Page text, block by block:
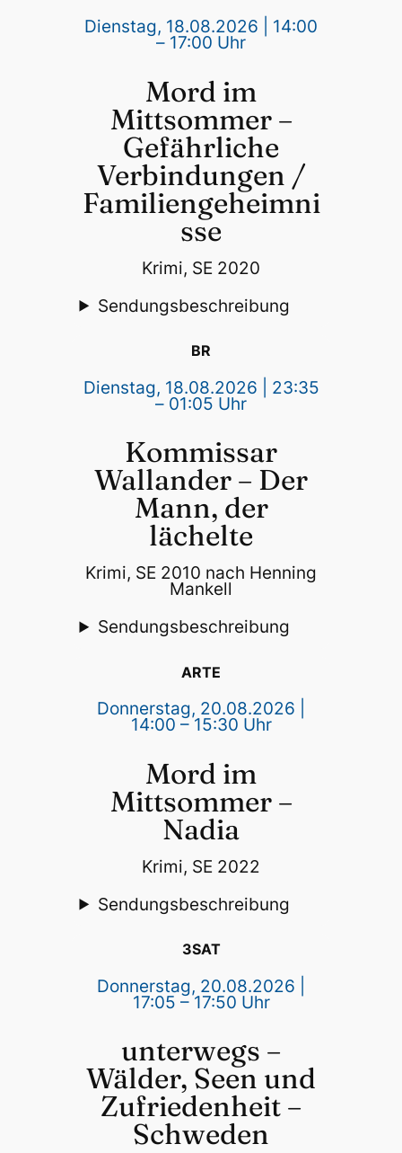
Dienstag, 18.08.2026 | 14:00
– 17:00 Uhr
Mord im
Mittsommer –
Gefährliche
Verbindungen /
Familiengeheimni
sse
Krimi, SE 2020
Sendungsbeschreibung
BR
Dienstag, 18.08.2026 | 23:35
– 01:05 Uhr
Kommissar
Wallander – Der
Mann, der
lächelte
Krimi, SE 2010 nach Henning
Mankell
Sendungsbeschreibung
ARTE
Donnerstag, 20.08.2026 |
14:00 – 15:30 Uhr
Mord im
Mittsommer –
Nadia
Krimi, SE 2022
Sendungsbeschreibung
3SAT
Donnerstag, 20.08.2026 |
17:05 – 17:50 Uhr
unterwegs –
Wälder, Seen und
Zufriedenheit –
Schweden